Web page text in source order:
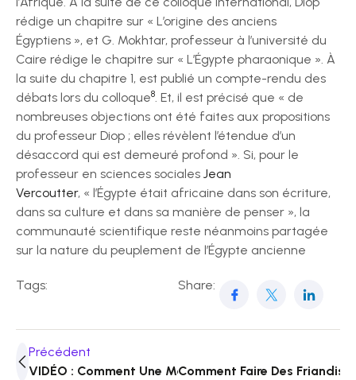
rédige un chapitre sur « L’origine des anciens
Égyptiens », et G. Mokhtar, professeur à l’université du
Caire rédige le chapitre sur « L’Égypte pharaonique ». À
la suite du chapitre 1, est publié un compte-rendu des
débats lors du colloque8. Et, il est précisé que « de
nombreuses objections ont été faites aux propositions
du professeur Diop ; elles révèlent l’étendue d’un
désaccord qui est demeuré profond ». Si, pour le
professeur en sciences sociales Jean
Vercoutter, « l’Égypte était africaine dans son écriture,
dans sa culture et dans sa manière de penser », la
communauté scientifique reste néanmoins partagée
sur la nature du peuplement de l’Égypte ancienne
Tags: Share:
Précédent
VIDÉO : Comment Une Montre Connectée Peut Vous
Comment Faire Des